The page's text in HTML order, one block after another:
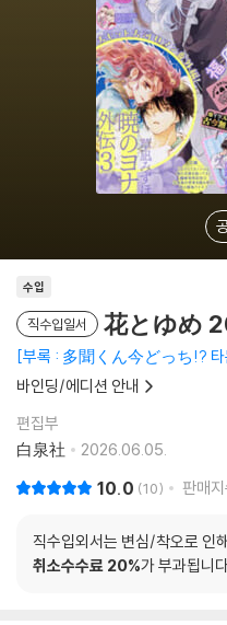
수입
직수입일서 花とゆめ
부록 : 多聞くん今どっち!? 타
바인딩/에디션 안내
편집부
白泉社
2026.06.05.
10.0 10 판매
직수입외서는 변심/착오로 인
취소수수료 20%가 부과됩니